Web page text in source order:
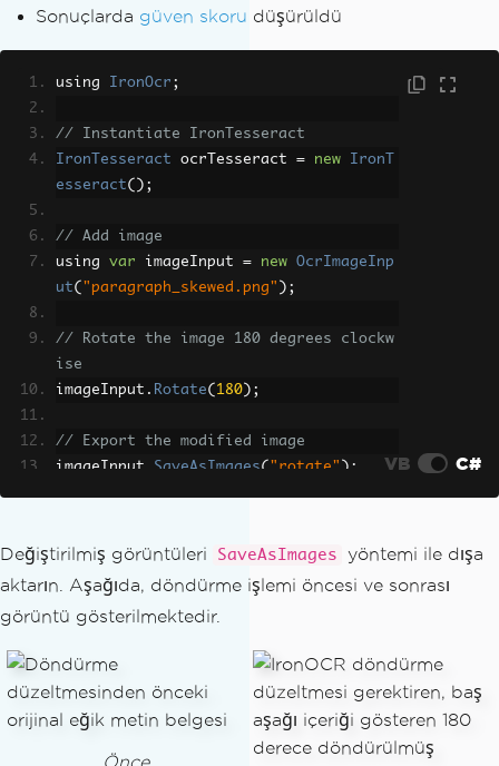
Sonuçlarda güven skoru düşürüldü
using IronOcr ;
// Instantiate IronTesseract
IronTesseract ocrTesseract = new
IronT
esseract();
// Add image
using var imageInput = new
OcrImageInp
ut( "paragraph_skewed.png" );
// Rotate the image 180 degrees clockw
ise
imageInput . Rotate( 180 );
// Export the modified image
imageInput
SaveAsImages( "rotate" ); VB C#
Değiştirilmiş görüntüleri SaveAsImages
yöntemi ile dışa
aktarın. Aşağıda, döndürme işlemi öncesi ve sonrası
görüntü gösterilmektedir.